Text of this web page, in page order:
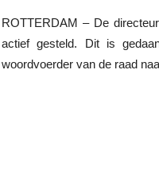
ROTTERDAM – De
actief gesteld. Dit is
woordvoerder van de raad